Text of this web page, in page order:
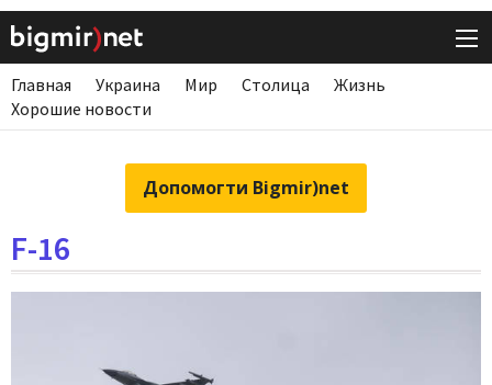
Главная Украина Мир Столица
Жизнь
Хорошие новости
Допомогти Bigmir)net
F-16